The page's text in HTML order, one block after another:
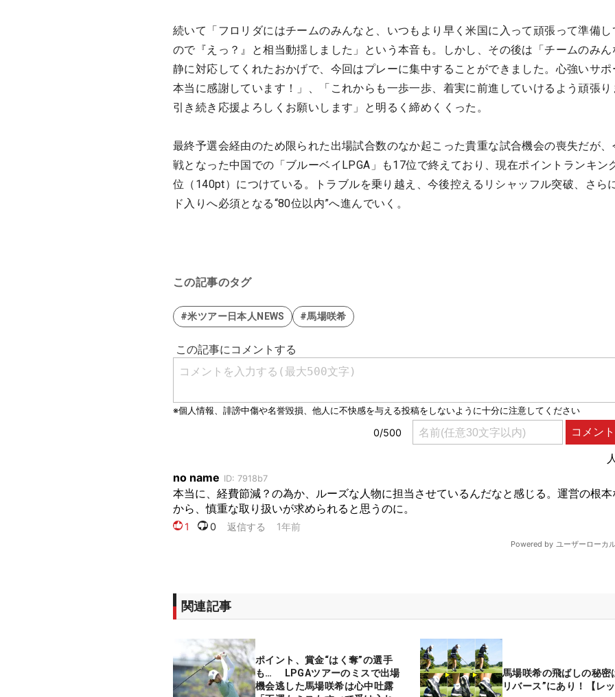
続いて「フロリダにはチームのみんなと、いつもより早く米国に入って頑張って準備し
ので『えっ？』と相当動揺しました」という本音も。しかし、その後は「チームのみん
静に対応してくれたおかげで、今回はプレーに集中することができました。心強いサポ
本当に感謝しています！」、「これからも一歩一歩、着実に前進していけるよう頑張り
引き続き応援よろしくお願いします」と明るく締めくくった。
最終予選会経由のため限られた出場試合数のなか起こった貴重な試合機会の喪失だが、
戦となった中国での「ブルーベイLPGA」も17位で終えており、現在ポイントランキン
位（140pt）につけている。トラブルを乗り越え、今後控えるリシャッフル突破、さら
ド入りへ必須となる“80位以内”へ進んでいく。
この記事のタグ
#米ツアー日本人NEWS #馬場咲希
関連記事
ポイント、賞金“はく奪”の選手
も… LPGAツアーのミスで出場
機会逃した馬場咲希は心中吐露
馬場咲希の飛ばしの秘密
リバース”にあり！【レ